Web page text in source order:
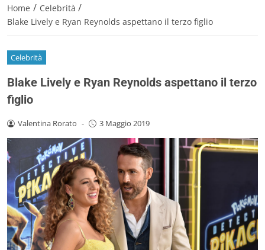
Home / Celebrità /
Blake Lively e Ryan Reynolds aspettano il terzo figlio
Celebrità
Blake Lively e Ryan Reynolds aspettano il terzo
figlio
Valentina Rorato - 3 Maggio 2019